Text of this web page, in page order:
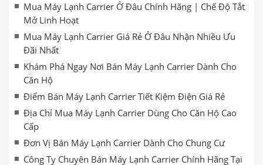
Mua Máy Lạnh Carrier Ở Đâu Chính Hãng | Chế Độ Tắt
Mở Linh Hoạt
Mua Máy Lạnh Carrier Giá Rẻ Ở Đâu Nhận Nhiều Ưu
Đãi Nhất
Khám Phá Ngay Nơi Bán Máy Lạnh Carrier Dành Cho
Căn Hộ
Điểm Bán Máy Lạnh Carrier Tiết Kiệm Điện Giá Rẻ
Địa Chỉ Mua Máy Lạnh Carrier Dùng Cho Căn Hộ Cao
Cấp
Đơn Vị Bán Máy Lạnh Carrier Dành Cho Chung Cư
Công Ty Chuyên Bán Máy Lạnh Carrier Chính Hãng Tại